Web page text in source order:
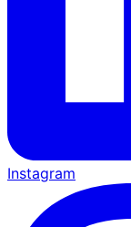
Instagram